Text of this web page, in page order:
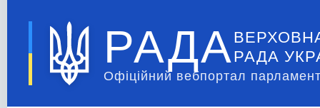
РАДА РАДА
Офіційний вебпортал